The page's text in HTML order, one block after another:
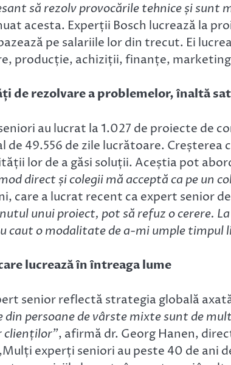
să rezolv provocările tehnice și
acesta. Experții Bosch lucrează la
pe salariile lor din trecut. Ei
producție, achiziții, finanțe,
de rezolvare a problemelor, înaltă
au lucrat la 1.027 de proiecte de
de 49.556 de zile lucrătoare. Creșterea
lor de a găsi soluții. Aceștia pot
direct și colegii mă acceptă ca pe un
care a lucrat recent ca expert senior
unui proiect, pot să refuz o cerere.
caut o modalitate de a-mi umple timpul
lucrează în întreaga lume
senior reflectă strategia globală
din persoane de vârste mixte sunt de
clienților”, afirmă dr. Georg Hanen,
experți seniori au peste 40 de ani